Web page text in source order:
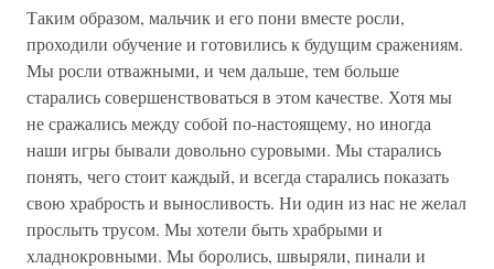
Таким образом, мальчик и его пони вместе росли,
проходили обучение и готовились к будущим сражениям.
Мы росли отважными, и чем дальше, тем больше
старались совершенствоваться в этом качестве. Хотя мы
не сражались между собой по-настоящему, но иногда
наши игры бывали довольно суровыми. Мы старались
понять, чего стоит каждый, и всегда старались показать
свою храбрость и выносливость. Ни один из нас не желал
прослыть трусом. Мы хотели быть храбрыми и
хладнокровными. Мы боролись, швыряли, пинали и